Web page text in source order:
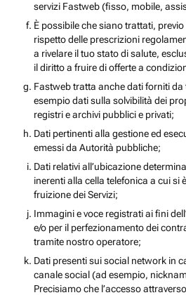
servizi Fastweb (fisso, mobile,
È possibile che siano trattati,
rispetto delle prescrizioni
a rivelare il tuo stato di salute,
il diritto a fruire di offerte a
Fastweb tratta anche dati forniti da
esempio dati sulla solvibilità dei
registri e archivi pubblici e privati;
Dati pertinenti alla gestione ed
emessi da Autorità pubbliche;
Dati relativi all’ubicazione
inerenti alla cella telefonica a cui si
fruizione dei Servizi;
Immagini e voce registrati ai fini
e/o per il perfezionamento dei
tramite nostro operatore;
Dati presenti sui social network in
canale social (ad esempio,
Precisiamo che l’accesso